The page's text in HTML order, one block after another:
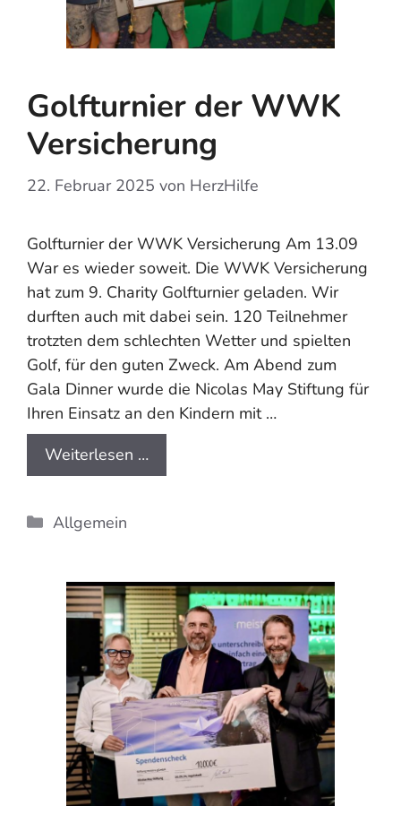
Golfturnier der WWK
Versicherung
22. Februar 2025 von HerzHilfe
Golfturnier der WWK Versicherung Am 13.09
War es wieder soweit. Die WWK Versicherung
hat zum 9. Charity Golfturnier geladen. Wir
durften auch mit dabei sein. 120 Teilnehmer
trotzten dem schlechten Wetter und spielten
Golf, für den guten Zweck. Am Abend zum
Gala Dinner wurde die Nicolas May Stiftung für
Ihren Einsatz an den Kindern mit …
Weiterlesen …
Kategorien
Allgemein